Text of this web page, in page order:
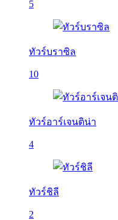
5
ทัวร์บราซิล
10
ทัวร์อาร์เจนติน่า
4
ทัวร์ชิลี
2